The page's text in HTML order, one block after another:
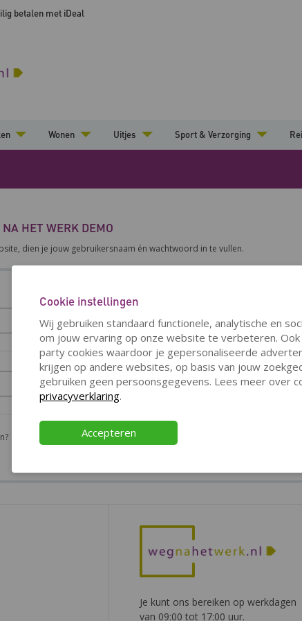
betalen met iDeal
Wonen Uitjes Sport & Verzorging
HET WERK DEMO
dien je jouw gebruikersnaam én wachtwoord in te vullen.
Je kunt ons bereiken op werkdagen
van 09:00 tot 17:00 uur.
Cookie instellingen
Wij gebruiken standaard functionele, analytische en
om jouw ervaring op onze website te verbeteren.
party cookies waardoor je gepersonaliseerde
krijgen op andere websites, op basis van jouw
gebruiken geen persoonsgegevens. Lees meer over
privacyverklaring.
Accepteren